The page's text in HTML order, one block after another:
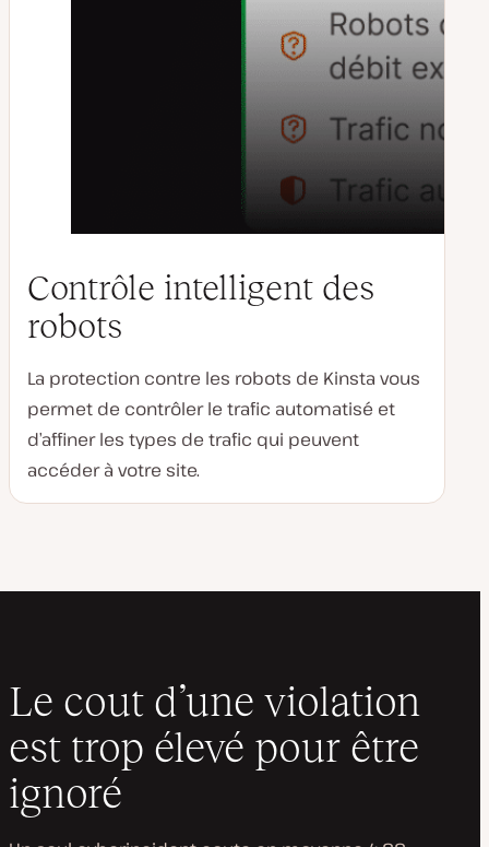
Contrôle intelligent des
robots
La protection contre les robots de Kinsta vous
permet de contrôler le trafic automatisé et
d’affiner les types de trafic qui peuvent
accéder à votre site.
Le cout d’une violation
est trop élevé pour être
ignoré